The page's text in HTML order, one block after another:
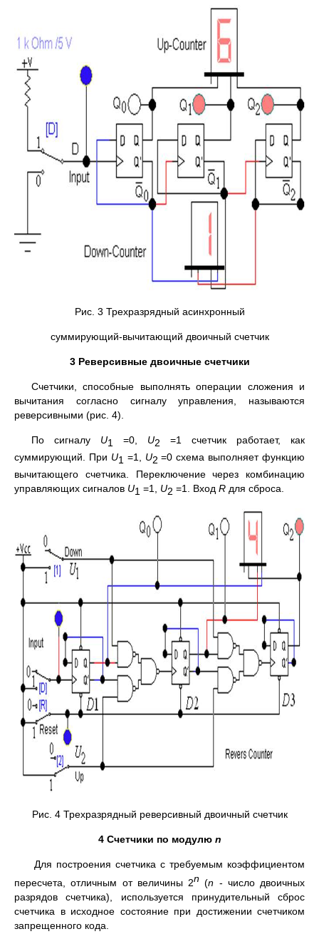
Рис. 3 Трехразрядный асинхронный
суммирующий-вычитающий двоичный счетчик
3 Реверсивные двоичные счетчики
Счетчики, способные выполнять операции сложения и
вычитания согласно сигналу управления, называются
реверсивными (рис. 4).
По сигналу U1 =0, U2 =1 счетчик работает, как
суммирующий. При U1 =1, U2 =0 схема выполняет функцию
вычитающего счетчика. Переключение через комбинацию
управляющих сигналов U1 =1, U2 =1. Вход R для сброса.
Рис. 4 Трехразрядный реверсивный двоичный счетчик
4 Счетчики по модулю n
Для построения счетчика с требуемым коэффициентом
пересчета, отличным от величины 2n (n - число двоичных
разрядов счетчика), используется принудительный сброс
счетчика в исходное состояние при достижении счетчиком
запрещенного кода.